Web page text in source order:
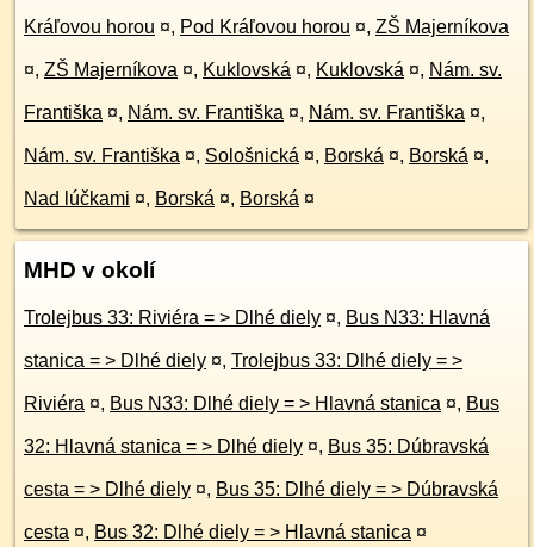
Kráľovou horou ¤, Pod Kráľovou horou ¤, ZŠ Majerníkova
¤, ZŠ Majerníkova ¤, Kuklovská ¤, Kuklovská ¤, Nám. sv.
Františka ¤, Nám. sv. Františka ¤, Nám. sv. Františka ¤,
Nám. sv. Františka ¤, Sološnická ¤, Borská ¤, Borská ¤,
Nad lúčkami ¤, Borská ¤, Borská ¤
MHD v okolí
Trolejbus 33: Riviéra = > Dlhé diely ¤, Bus N33: Hlavná
stanica = > Dlhé diely ¤, Trolejbus 33: Dlhé diely = >
Riviéra ¤, Bus N33: Dlhé diely = > Hlavná stanica ¤, Bus
32: Hlavná stanica = > Dlhé diely ¤, Bus 35: Dúbravská
cesta = > Dlhé diely ¤, Bus 35: Dlhé diely = > Dúbravská
cesta ¤, Bus 32: Dlhé diely = > Hlavná stanica ¤